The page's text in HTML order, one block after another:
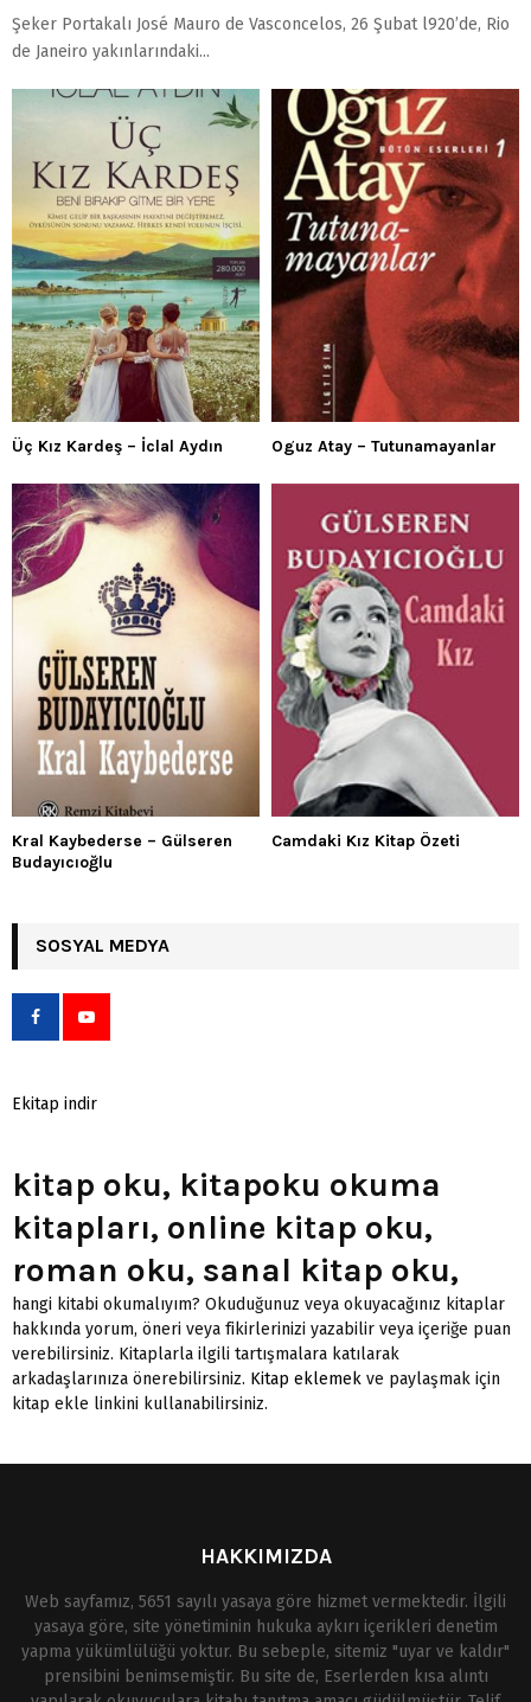
Şeker Portakalı José Mauro de Vasconcelos, 26 Şubat l920’de, Rio
de Janeiro yakınlarındaki...
Üç Kız Kardeş – İclal Aydın Oguz Atay – Tutunamayanlar
Kral Kaybederse – Gülseren
Budayıcıoğlu
Camdaki Kız Kitap Özeti
SOSYAL MEDYA
Ekitap indir
kitap oku, kitapoku okuma
kitapları, online kitap oku,
roman oku, sanal kitap oku,
hangi kitabi okumalıyım? Okuduğunuz veya okuyacağınız kitaplar
hakkında yorum, öneri veya fikirlerinizi yazabilir veya içeriğe puan
verebilirsiniz. Kitaplarla ilgili tartışmalara katılarak
arkadaşlarınıza önerebilirsiniz. Kitap eklemek ve paylaşmak için
kitap ekle linkini kullanabilirsiniz.
HAKKIMIZDA
Web sayfamız, 5651 sayılı yasaya göre hizmet vermektedir. İlgili
yasaya göre, site yönetiminin hukuka aykırı içerikleri denetim
yapma yükümlülüğü yoktur. Bu sebeple, sitemiz "uyar ve kaldır"
prensibini benimsemiştir. Bu site de, Eserlerden kısa alıntı